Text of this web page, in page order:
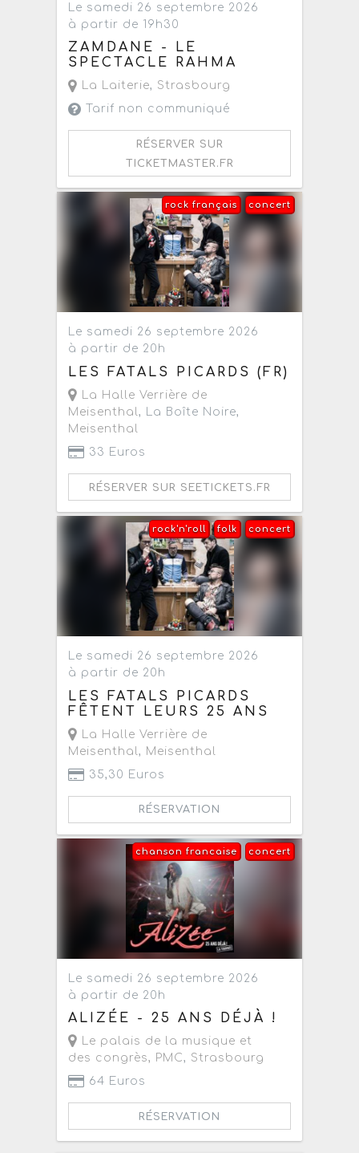
Le samedi 26 septembre 2026
à partir de 19h30
ZAMDANE - LE
SPECTACLE RAHMA
La Laiterie, Strasbourg
Tarif non communiqué
RÉSERVER SUR
TICKETMASTER.FR
concert
rock français
Le samedi 26 septembre 2026
à partir de 20h
LES FATALS PICARDS (FR)
La Halle Verrière de
Meisenthal, La Boîte Noire,
Meisenthal
33 Euros
RÉSERVER SUR SEETICKETS.FR
concert
folk
rock'n'roll
Le samedi 26 septembre 2026
à partir de 20h
LES FATALS PICARDS
FÊTENT LEURS 25 ANS
La Halle Verrière de
Meisenthal , Meisenthal
35,30 Euros
RÉSERVATION
concert
chanson francaise
Le samedi 26 septembre 2026
à partir de 20h
ALIZÉE - 25 ANS DÉJÀ !
Le palais de la musique et
des congrès, PMC, Strasbourg
64 Euros
RÉSERVATION